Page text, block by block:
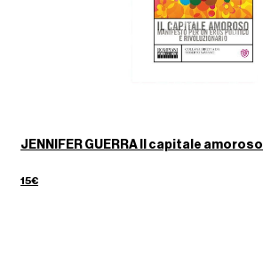
JENNIFER GUERRA Il capitale amoroso
15€